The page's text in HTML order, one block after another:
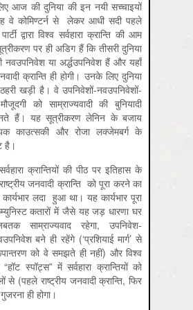
आज की दुनिया की इन नयी सच्चाइयों
वे कोमिण्टर्न से लेकर आधी सदी पहले
द्वारा विश्व सर्वहारा क्रान्ति की आम
पर ही अडिग हैं कि तीसरी दुनिया
या अर्द्धउपनिवेश हैं और यहाँ
क्रान्ति ही होगी। उनके लिए दुनिया
खड़ी है। वे उपनिवेशों-नवउपनिवेशों-
को साम्राज्यवादी की बुनियादी
हैं। यह सूत्रीकरण लेनिन के बजाय
काउत्सकी और रोजा लक्जेमबर्ग के
है।
क्रान्तियों की पीठ पर इतिहास के
जनवादी क्रान्ति को पूरा करने का
लदा हुआ था। यह कार्यभार पूरा
कतारों में जैसे यह जड़ धारणा घर
साम्राज्यवाद रहेगा, उपनिवेश-
बने ही रहेंगे (‘प्रशियाई मार्ग’ से
को वे समझते ही नहीं) और विश्व
“हॉट स्पॉट्स” में सर्वहारा क्रान्तियों को
से (पहले राष्ट्रीय जनवादी क्रान्ति, फिर
ही होगा।